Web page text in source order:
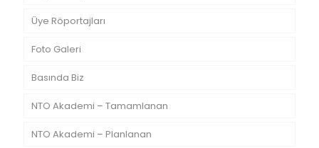
Üye Röportajları
Foto Galeri
Basında Biz
NTO Akademi – Tamamlanan
NTO Akademi – Planlanan